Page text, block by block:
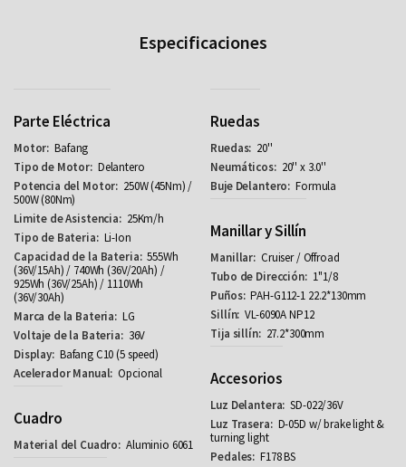
Especificaciones
Parte Eléctrica
Bafang
Delantero
250W (45Nm) /
500W (80Nm)
25Km/h
Li-Ion
555Wh
(36V/15Ah) / 740Wh (36V/20Ah) /
925Wh (36V/25Ah) / 1110Wh
(36V/30Ah)
LG
36V
Bafang C10 (5 speed)
Opcional
Cuadro
Aluminio 6061
Ruedas
20''
20'' x 3.0''
Formula
Manillar y Sillín
Cruiser / Offroad
1''1/8
PAH-G112-1 22.2*130mm
VL-6090A NP12
27.2*300mm
Accesorios
SD-022/36V
D-05D w/ brake light &
turning light
F178 BS